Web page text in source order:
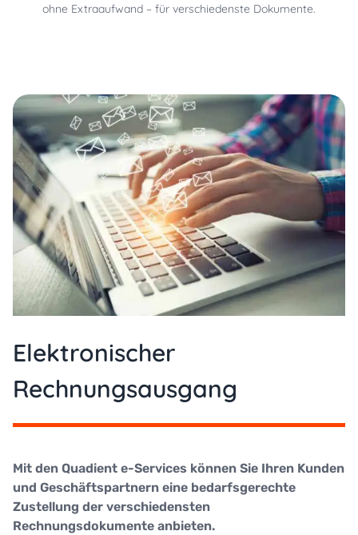
ohne Extraaufwand – für verschiedenste Dokumente.
Elektronischer
Rechnungsausgang
Mit den Quadient e-Services können Sie Ihren Kunden
und Geschäftspartnern eine bedarfsgerechte
Zustellung der verschiedensten
Rechnungsdokumente anbieten.